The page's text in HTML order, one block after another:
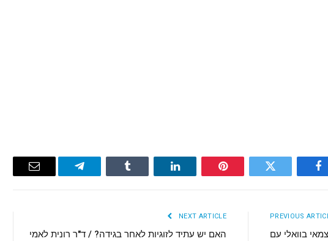
Facebook
Twitter
Pinterest
LinkedIn
Tumblr
Telegram
Email
עצמאי בוואלי עם
NEXT ARTICLE
האם יש עתיד לזוגיות לאחר בגידה? / ד"ר רונית לאמי